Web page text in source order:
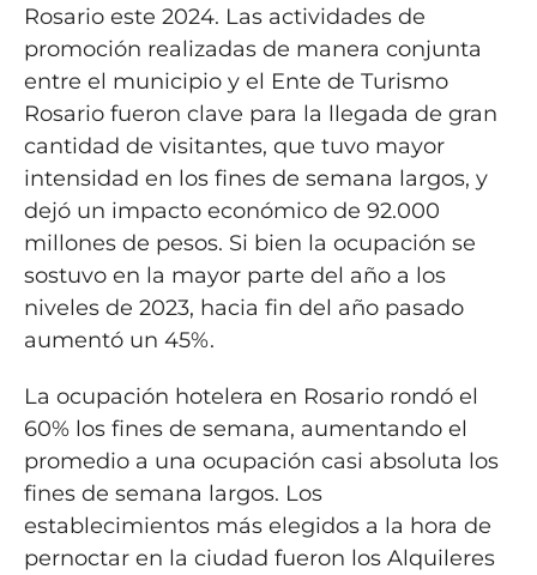
Rosario este 2024. Las actividades de
promoción realizadas de manera conjunta
entre el municipio y el Ente de Turismo
Rosario fueron clave para la llegada de gran
cantidad de visitantes, que tuvo mayor
intensidad en los fines de semana largos, y
dejó un impacto económico de 92.000
millones de pesos. Si bien la ocupación se
sostuvo en la mayor parte del año a los
niveles de 2023, hacia fin del año pasado
aumentó un 45%.
La ocupación hotelera en Rosario rondó el
60% los fines de semana, aumentando el
promedio a una ocupación casi absoluta los
fines de semana largos. Los
establecimientos más elegidos a la hora de
pernoctar en la ciudad fueron los Alquileres